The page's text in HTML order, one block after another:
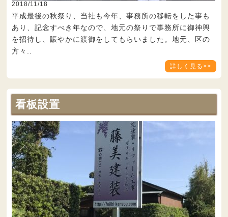
2018/11/18
平成最後の秋祭り、当社も今年、事務所の移転をした事も
あり、記念すべき年なので、地元の祭りで事務所に御神輿
を招待し、賑やかに渡御をしてもらいました。地元、区の
方々..
詳しく見る>>
看板設置